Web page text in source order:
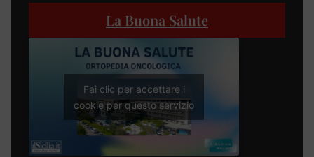
La Buona Salute
Fai clic per accettare i
cookie per questo servizio